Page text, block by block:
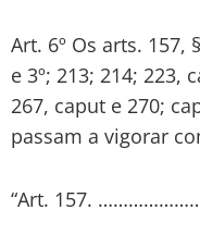
Art. 6º Os arts. 157,
e 3º; 213; 214; 223,
267, caput e 270;
passam a vigorar
“Art. 157.